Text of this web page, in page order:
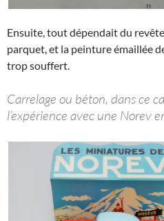
Ensuite, tout dépendait du
parquet, et la peinture émaillée
trop souffert.
Carrelage ou béton, dans ce
l’expérience avec une Norev